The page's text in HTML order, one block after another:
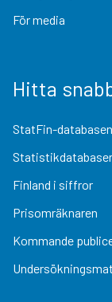
För media
Hitta
StatFin-databasen
Statistikdatabaser
Finland i siffror
Prisomräknaren
Kommande